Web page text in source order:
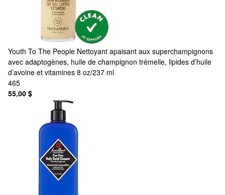
Youth To The People Nettoyant apaisant aux superchampignons
avec adaptogènes, huile de champignon trémelle, lipides d’huile
d’avoine et vitamines 8 oz/237 ml
465
55,00 $